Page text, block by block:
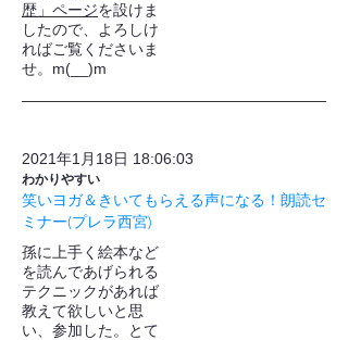
歴」ページを設けま
したので、よろしけ
ればご覧くださいま
せ。m(__)m
2021年1月18日 18:06:03
わかりやすい
笑いヨガ＆きいてもらえる声になる！朗読セ
ミナー(プレラ西宮)
孫に上手く絵本など
を読んであげられる
テクニックがあれば
教えて欲しいと思
い、参加した。とて